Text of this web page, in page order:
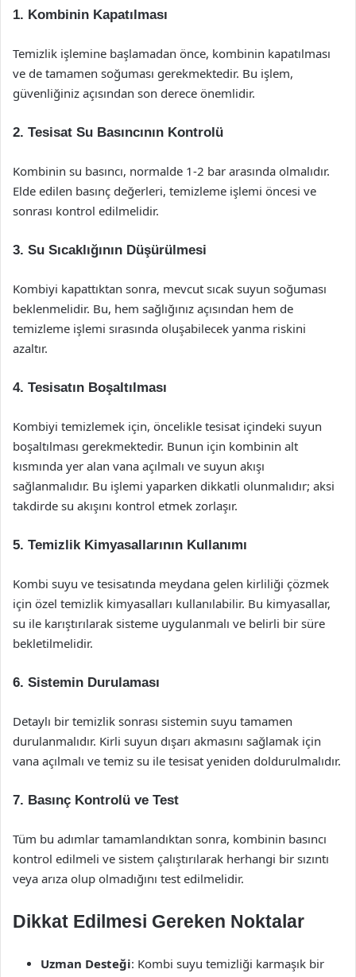
1. Kombinin Kapatılması
Temizlik işlemine başlamadan önce, kombinin kapatılması
ve de tamamen soğuması gerekmektedir. Bu işlem,
güvenliğiniz açısından son derece önemlidir.
2. Tesisat Su Basıncının Kontrolü
Kombinin su basıncı, normalde 1-2 bar arasında olmalıdır.
Elde edilen basınç değerleri, temizleme işlemi öncesi ve
sonrası kontrol edilmelidir.
3. Su Sıcaklığının Düşürülmesi
Kombiyi kapattıktan sonra, mevcut sıcak suyun soğuması
beklenmelidir. Bu, hem sağlığınız açısından hem de
temizleme işlemi sırasında oluşabilecek yanma riskini
azaltır.
4. Tesisatın Boşaltılması
Kombiyi temizlemek için, öncelikle tesisat içindeki suyun
boşaltılması gerekmektedir. Bunun için kombinin alt
kısmında yer alan vana açılmalı ve suyun akışı
sağlanmalıdır. Bu işlemi yaparken dikkatli olunmalıdır; aksi
takdirde su akışını kontrol etmek zorlaşır.
5. Temizlik Kimyasallarının Kullanımı
Kombi suyu ve tesisatında meydana gelen kirliliği çözmek
için özel temizlik kimyasalları kullanılabilir. Bu kimyasallar,
su ile karıştırılarak sisteme uygulanmalı ve belirli bir süre
bekletilmelidir.
6. Sistemin Durulaması
Detaylı bir temizlik sonrası sistemin suyu tamamen
durulanmalıdır. Kirli suyun dışarı akmasını sağlamak için
vana açılmalı ve temiz su ile tesisat yeniden doldurulmalıdır.
7. Basınç Kontrolü ve Test
Tüm bu adımlar tamamlandıktan sonra, kombinin basıncı
kontrol edilmeli ve sistem çalıştırılarak herhangi bir sızıntı
veya arıza olup olmadığını test edilmelidir.
Dikkat Edilmesi Gereken Noktalar
Uzman Desteği: Kombi suyu temizliği karmaşık bir